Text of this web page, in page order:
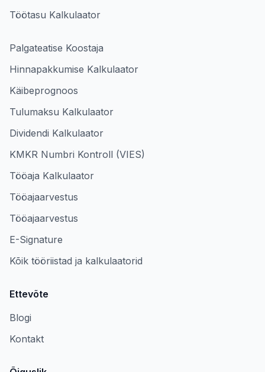
Töötasu Kalkulaator
Palgateatise Koostaja
Hinnapakkumise Kalkulaator
Käibeprognoos
Tulumaksu Kalkulaator
Dividendi Kalkulaator
KMKR Numbri Kontroll (VIES)
Tööaja Kalkulaator
Tööajaarvestus
Tööajaarvestus
E-Signature
Kõik tööriistad ja kalkulaatorid
Ettevõte
Blogi
Kontakt